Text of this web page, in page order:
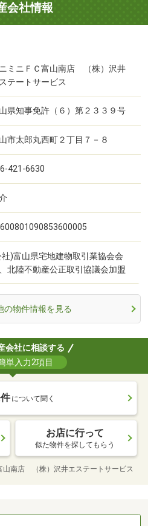
会社情報
ミニＦＣ富山南店 （株）沢井
テートサービス
県知事免許（６）第２３３９号
市太郎丸西町２丁目７－８
421-6630
)富山県宅地建物取引業協会会
北陸不動産公正取引協議会加盟
の物件情報を見る
会社に相談する
単入力2項目
について聞く
お店に行って
似た物件を探してもらう
山南店 （株）沢井エステートサービス